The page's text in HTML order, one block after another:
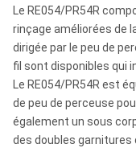
Le RE054/PR54R
rinçage améliorées de
dirigée par le peu de
fil sont disponibles qui
Le RE054/PR54R est
de peu de perceuse
également un sous
des doubles garnitures